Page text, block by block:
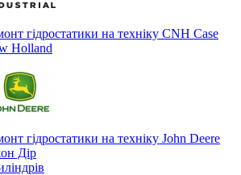
гідростатики на техніку CNH Case
Holland
гідростатики на техніку John Deere
Дір